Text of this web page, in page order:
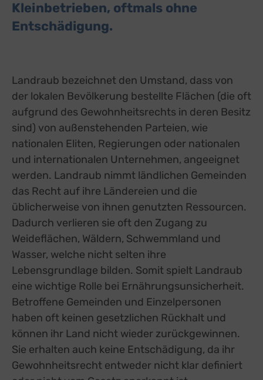
Kleinbetrieben, oftmals ohne
Entschädigung.
Landraub bezeichnet den Umstand, dass von
der lokalen Bevölkerung bestellte Flächen (die oft
aufgrund des Gewohnheitsrechts in deren Besitz
sind) von außenstehenden Parteien, wie
nationalen Eliten, Regierungen oder nationalen
und internationalen Unternehmen, angeeignet
werden. Landraub nimmt ländlichen Gemeinden
das Recht auf ihre Ländereien und die
üblicherweise von ihnen genutzten Ressourcen.
Dadurch verlieren sie oft den Zugang zu
Weideflächen, Wäldern, Schwemmland und
Wasser, welche nicht selten ihre
Lebensgrundlage bilden. Somit spielt Landraub
eine wichtige Rolle bei Ernährungsunsicherheit.
Betroffene Gemeinden und Einzelpersonen
haben oft keinen gesetzlichen Rückhalt und
können ihr Land nicht wieder zurückgewinnen.
Sie erhalten auch keine Entschädigung, da ihr
Gewohnheitsrecht entweder nicht klar definiert